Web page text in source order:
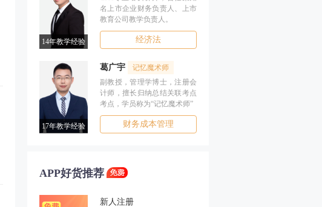
14年教学经验
名上市企业财务负责人、上市
教育公司教学负责人。
经济法
17年教学经验
葛广宇
记忆魔术师
副教授，管理学博士，注册会
计师，擅长归纳总结关联考点
考点，学员称为“记忆魔术师”
财务成本管理
APP好货推荐
新人注册